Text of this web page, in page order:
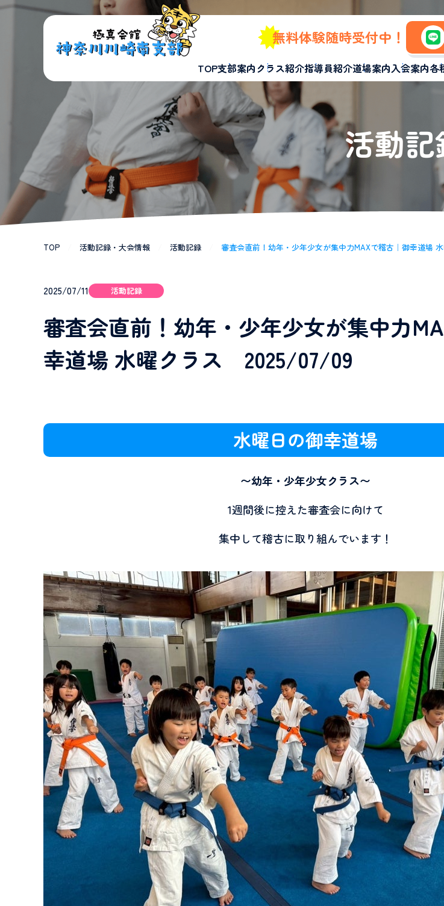
TOP支部案内クラス紹介指導員紹介道場案内入会案内各
無料体験随時受付中！
活動記
TOP 活動記録・大会情報 活動記録 審査会直前！幼年・少年少女が集中力MAXで稽古｜御幸道場
2025/07/11 活動記録
審査会直前！幼年・少年少女が集中力
幸道場 水曜クラス 2025/07/09
水曜日の御幸道場
〜幼年・少年少女クラス〜
1週間後に控えた審査会に向けて
集中して稽古に取り組んでいます！